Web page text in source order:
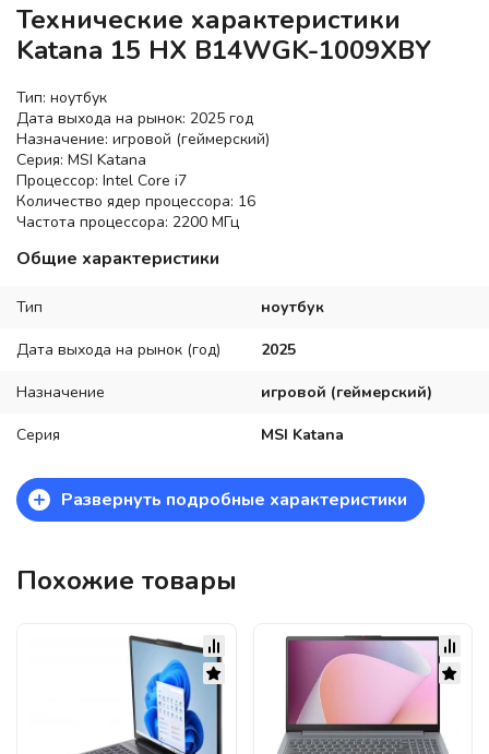
Технические характеристики
Katana 15 HX B14WGK-1009XBY
Тип: ноутбук
Дата выхода на рынок: 2025 год
Назначение: игровой (геймерский)
Серия: MSI Katana
Процессор: Intel Core i7
Количество ядер процессора: 16
Частота процессора: 2200 МГц
Общие характеристики
Тип ноутбук
Дата выхода на рынок (год) 2025
Назначение игровой (геймерский)
Серия MSI Katana
+ Развернуть подробные характеристики
Похожие товары